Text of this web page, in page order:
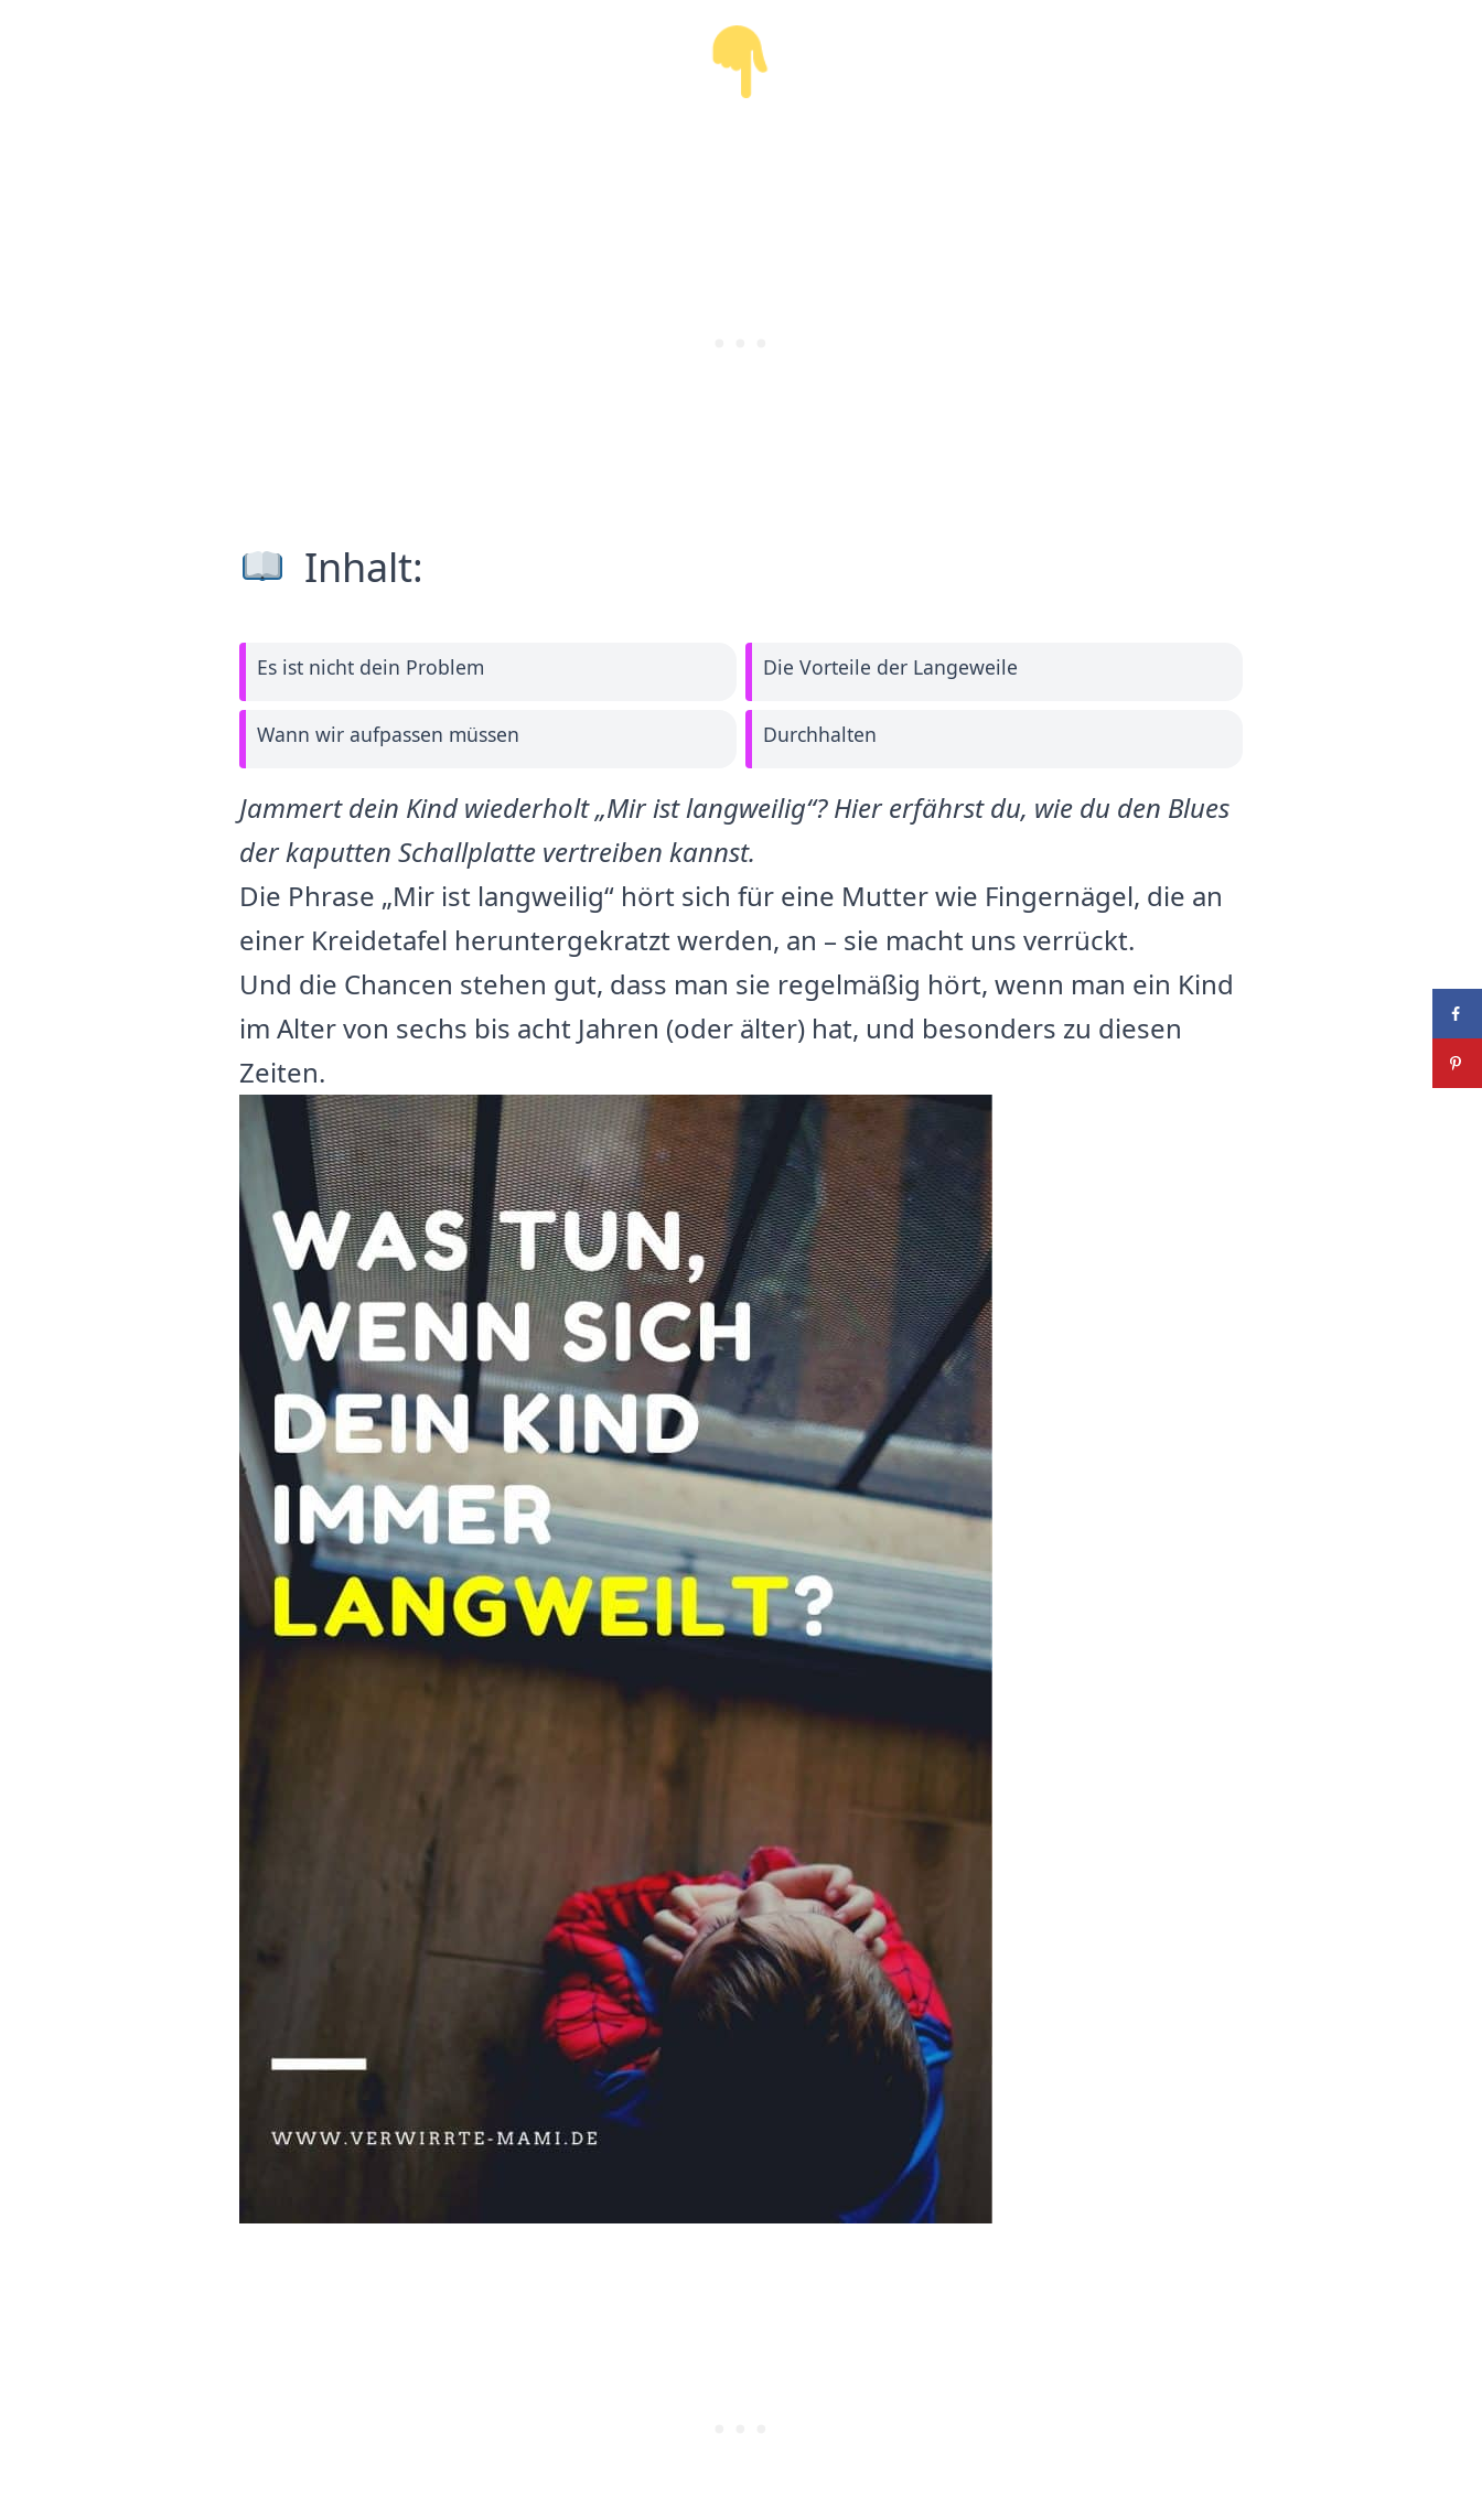
Inhalt:
Es ist nicht dein Problem Die Vorteile der Langeweile
Wann wir aufpassen müssen Durchhalten
Jammert dein Kind wiederholt „Mir ist langweilig“? Hier erfährst du, wie du den Blues
der kaputten Schallplatte vertreiben kannst.
Die Phrase „Mir ist langweilig“ hört sich für eine Mutter wie Fingernägel, die an
einer Kreidetafel heruntergekratzt werden, an – sie macht uns verrückt.
Und die Chancen stehen gut, dass man sie regelmäßig hört, wenn man ein Kind
im Alter von sechs bis acht Jahren (oder älter) hat, und besonders zu diesen
Zeiten.